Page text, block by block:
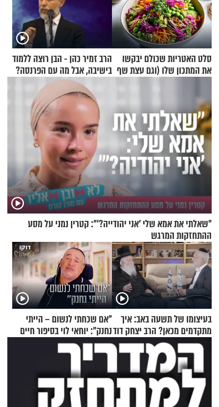
סלט האטריות שכולם יבקשו
את המתכון שלו (וגם עצת שף
הרב זמיר כהן - הבן רוצה ללמוד
בישיבה, אבל מה עם הפרנסה?
"שאלתי את אמא שלי 'אני יהודייה?'": קטרין נמני על מסע
ההתחזקות המרגש
בעיצומו של תשעה באב: איך
מתקדמים מכאן? הרב יצחק דוד
גרוסמן בשיחה מיוחדת
"אם שכחתי לנשום – הייתי
נחנק": יוחאי לוי בסיפור חיים
מעורר השראה